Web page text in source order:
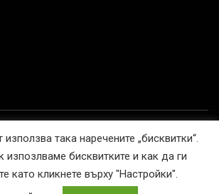
права запазени.
така наречените „бисквитки“.
изпозлваме бисквитките и как да ги
като кликнете върху "Настройки".
wpml.org as a development site. Switch to a production